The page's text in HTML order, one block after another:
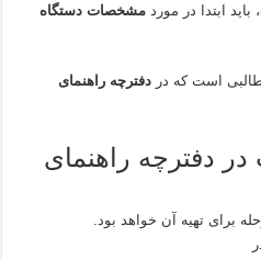
ابتدا در موردمشخصات دستگاه
مطالبی است که دردفترچه راهنمای
دفترچه راهنمای
برای تهیه آن خواهد بود.